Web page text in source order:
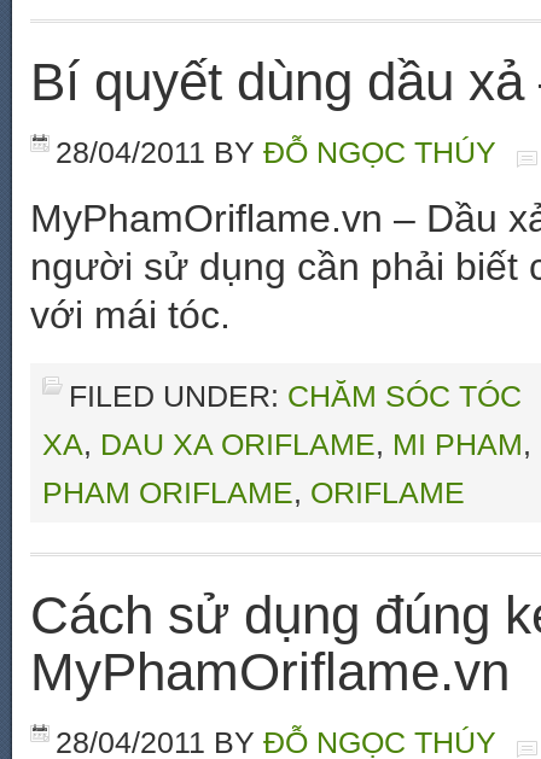
Bí quyết dùng dầu
28/04/2011 BY ĐỖ NGỌC THÚY
MyPhamOriflame.vn – Dầu
người sử dụng cần phải biết
với mái tóc.
FILED UNDER: CHĂM SÓC TÓC
XA, DAU XA ORIFLAME, MI PHAM,
PHAM ORIFLAME, ORIFLAME
Cách sử dụng đúng
MyPhamOriflame.vn
28/04/2011 BY ĐỖ NGỌC THÚY